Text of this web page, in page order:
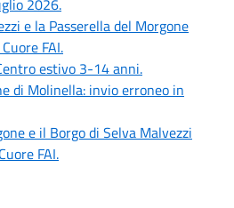
e la Passerella del Morgone
FAI.
estivo 3-14 anni.
di Molinella: invio erroneo in
e il Borgo di Selva Malvezzi
FAI.